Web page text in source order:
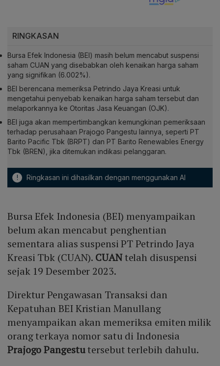
RINGKASAN
Bursa Efek Indonesia (BEI) masih belum mencabut suspensi
saham CUAN yang disebabkan oleh kenaikan harga saham
yang signifikan (6.002%).
BEI berencana memeriksa Petrindo Jaya Kreasi untuk
mengetahui penyebab kenaikan harga saham tersebut dan
melaporkannya ke Otoritas Jasa Keuangan (OJK).
BEI juga akan mempertimbangkan kemungkinan pemeriksaan
terhadap perusahaan Prajogo Pangestu lainnya, seperti PT
Barito Pacific Tbk (BRPT) dan PT Barito Renewables Energy
Tbk (BREN), jika ditemukan indikasi pelanggaran.
! Ringkasan ini dihasilkan dengan menggunakan AI
Bursa Efek Indonesia (BEI) menyampaikan
belum akan mencabut penghentian
sementara alias suspensi PT Petrindo Jaya
Kreasi Tbk (CUAN). CUANtelah disuspensi
sejak 19 Desember 2023.
Direktur Pengawasan Transaksi dan
Kepatuhan BEI Kristian Manullang
menyampaikan akan memeriksa emiten milik
orang terkaya nomor satu di Indonesia
Prajogo Pangestutersebut terlebih dahulu.